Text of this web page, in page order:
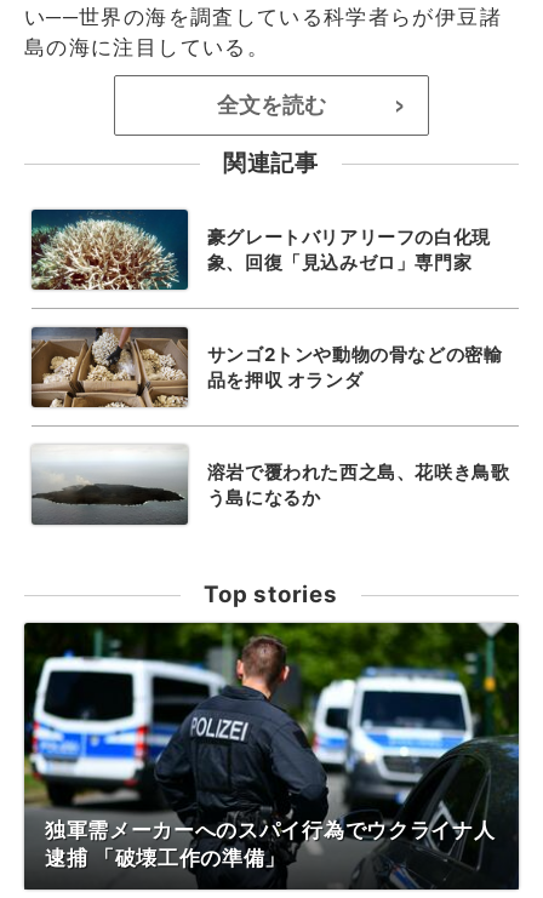
い──世界の海を調査している科学者らが伊豆諸
島の海に注目している。
全文を読む >
関連記事
豪グレートバリアリーフの白化現
象、回復「見込みゼロ」専門家
サンゴ2トンや動物の骨などの密輸
品を押収 オランダ
溶岩で覆われた西之島、花咲き鳥歌
う島になるか
Top stories
独軍需メーカーへのスパイ行為でウクライナ人
逮捕 「破壊工作の準備」